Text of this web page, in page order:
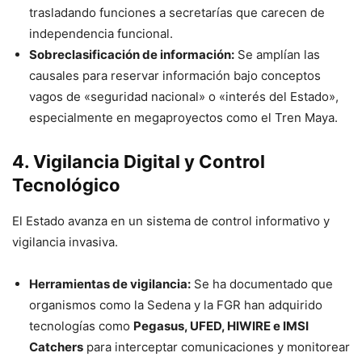
trasladando funciones a secretarías que carecen de
independencia funcional.
Sobreclasificación de información: Se amplían las
causales para reservar información bajo conceptos
vagos de «seguridad nacional» o «interés del Estado»,
especialmente en megaproyectos como el Tren Maya.
4. Vigilancia Digital y Control
Tecnológico
El Estado avanza en un sistema de control informativo y
vigilancia invasiva.
Herramientas de vigilancia: Se ha documentado que
organismos como la Sedena y la FGR han adquirido
tecnologías como Pegasus, UFED, HIWIRE e IMSI
Catchers para interceptar comunicaciones y monitorear